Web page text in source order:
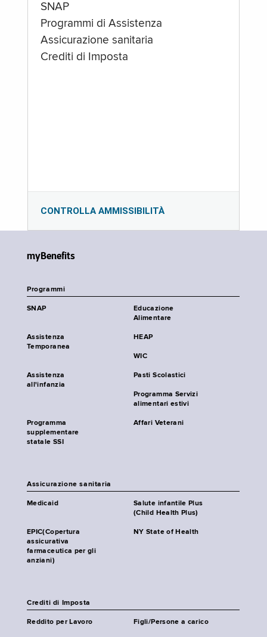
SNAP
Programmi di Assistenza
Assicurazione sanitaria
Crediti di Imposta
CONTROLLA AMMISSIBILITÀ
myBenefits
Programmi
SNAP
Educazione
Alimentare
Assistenza
Temporanea
HEAP
WIC
Assistenza
all'infanzia
Pasti Scolastici
Programma Servizi
alimentari estivi
Programma
supplementare
statale SSI
Affari Veterani
Assicurazione sanitaria
Medicaid
Salute infantile Plus
(Child Health Plus)
EPIC(Copertura
assicurativa
farmaceutica per gli
anziani)
NY State of Health
Crediti di Imposta
Reddito per Lavoro Figli/Persone a carico